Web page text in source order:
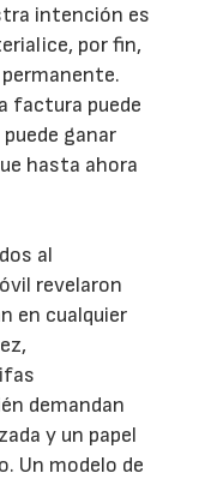
intención es
por fin,
factura puede
ganar
hasta ahora
al
revelaron
en cualquier
demandan
y un papel
Un modelo de